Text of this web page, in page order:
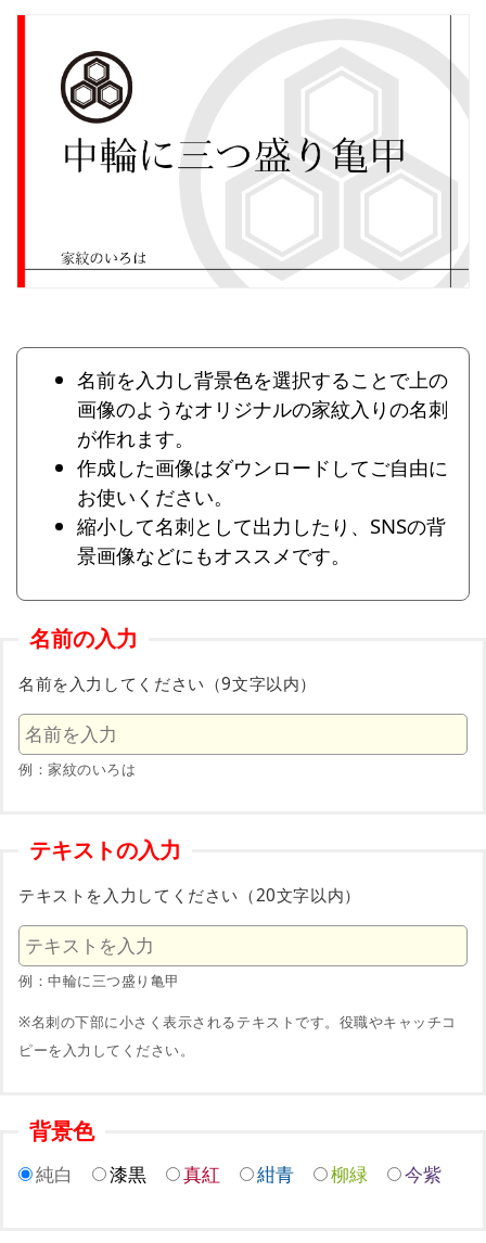
名前を入力し背景色を選択することで上の
画像のようなオリジナルの家紋入りの名刺
が作れます。
作成した画像はダウンロードしてご自由に
お使いください。
縮小して名刺として出力したり、SNSの背
景画像などにもオススメです。
名前の入力
名前を入力してください（9文字以内）
例：家紋のいろは
テキストの入力
テキストを入力してください（20文字以内）
例：中輪に三つ盛り亀甲
※名刺の下部に小さく表示されるテキストです。役職やキャッチコ
ピーを入力してください。
背景色
純白 漆黒 真紅 紺青 柳緑 今紫